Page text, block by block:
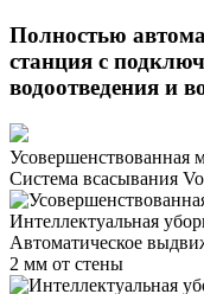
Полностью
станция с
водоотведения и
Усовершенствованная
Система всасывания
Интеллектуальная
Автоматическое
2 мм от стены